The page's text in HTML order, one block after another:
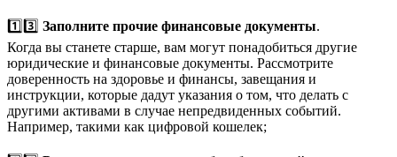
1️⃣3️⃣ Заполните прочие финансовые документы.
Когда вы станете старше, вам могут понадобиться другие
юридические и финансовые документы. Рассмотрите
доверенность на здоровье и финансы, завещания и
инструкции, которые дадут указания о том, что делать с
другими активами в случае непредвиденных событий.
Например, такими как цифровой кошелек;